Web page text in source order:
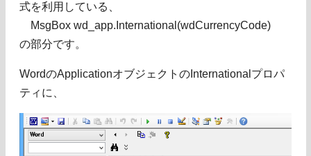
式を利用している、
MsgBox wd_app.International(wdCurrencyCode)
の部分です。
WordのApplicationオブジェクトのInternationalプロパ
ティに、